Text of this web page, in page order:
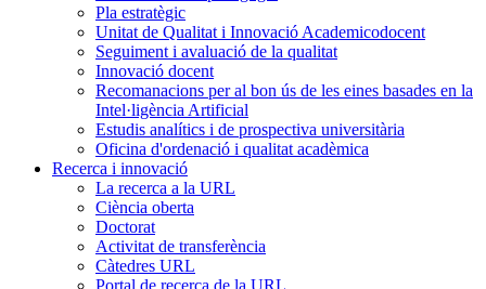
Pla estratègic
Unitat de Qualitat i Innovació Academicodocent
Seguiment i avaluació de la qualitat
Innovació docent
Recomanacions per al bon ús de les eines basades en la
Intel·ligència Artificial
Estudis analítics i de prospectiva universitària
Oficina d'ordenació i qualitat acadèmica
Recerca i innovació
La recerca a la URL
Ciència oberta
Doctorat
Activitat de transferència
Càtedres URL
Portal de recerca de la URL